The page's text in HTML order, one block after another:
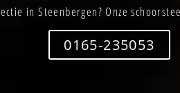
in Steenbergen? Onze
0165-235053